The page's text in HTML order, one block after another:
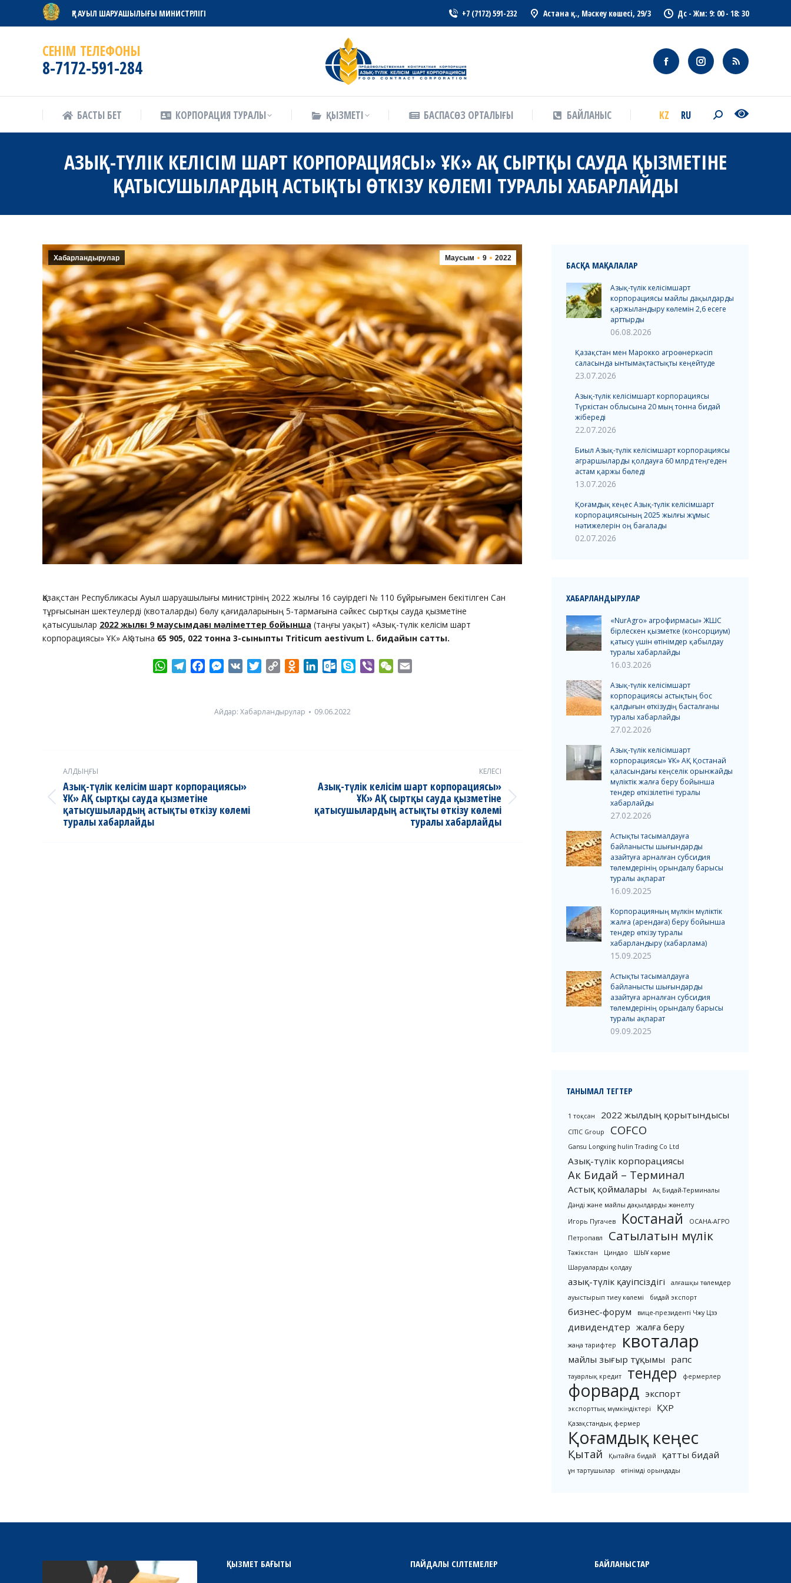
ҚР АУЫЛ ШАРУАШЫЛЫҒЫ МИНИСТРЛІГІ +7 (7172) 591-232 Астана қ., Мәскеу көшесі, 29/3 Дс - Жм: 9: 00 - 18: 30
СЕНІМ ТЕЛЕФОНЫ
8-7172-591-284
БАСТЫ БЕТ КОРПОРАЦИЯ ТУРАЛЫ ҚЫЗМЕТІ БАСПАСӨЗ ОРТАЛЫҒЫ БАЙЛАНЫС KZ RU Search:
АЗЫҚ-ТҮЛІК КЕЛІСІМ ШАРТ КОРПОРАЦИЯСЫ» ҰК» АҚ СЫРТҚЫ САУДА ҚЫЗМЕТІНЕ
ҚАТЫСУШЫЛАРДЫҢ АСТЫҚТЫ ӨТКІЗУ КӨЛЕМІ ТУРАЛЫ ХАБАРЛАЙДЫ
Маусым 9 2022
Хабарландырулар
Қазақстан Республикасы Ауыл шаруашылығы министрінің 2022 жылғы 16 сәуірдегі № 110 бұйрығымен бекітілген Сан
тұрғысынан шектеулерді (квоталарды) бөлу қағидаларының 5-тармағына сәйкес сыртқы сауда қызметіне
қатысушылар 2022 жылғы 9 маусымдағы мәліметтер бойынша (таңғы уақыт) «Азық-түлік келісім шарт
корпорациясы» ҰК» АҚ атына 65 905, 022 тонна 3-сыныпты Triticum aestivum L. бидайын сатты.
WhatsApp
TelegramFacebookMessenger
VK Twitter
Copy
Odnoklassniki
LinkedInOutlook.com
SkypeViber WeChat
Айдар: Хабарландырулар 09.06.2022
Post
navigation
АЛДЫҢҒЫ
Previous
post:
Азық-түлік келісім шарт корпорациясы»
ҰК» АҚ сыртқы сауда қызметіне
қатысушылардың астықты өткізу көлемі
туралы хабарлайды
КЕЛЕСІ
post:
Азық-түлік келісім шарт корпорациясы»
ҰК» АҚ сыртқы сауда қызметіне
қатысушылардың астықты өткізу көлемі
туралы хабарлайды
БАСҚА МАҚАЛАЛАР
Азық-түлік келісімшарт
корпорациясы майлы дақылдарды
қаржыландыру көлемін 2,6 есеге
арттырды
06.08.2026
Қазақстан мен Марокко агроөнеркәсіп
саласында ынтымақтастықты кеңейтуде
23.07.2026
Азық-түлік келісімшарт корпорациясы
Түркістан облысына 20 мың тонна бидай
жібереді
22.07.2026
Биыл Азық-түлік келісімшарт корпорациясы
аграршыларды қолдауға 60 млрд теңгеден
астам қаржы бөледі
13.07.2026
Қоғамдық кеңес Азық-түлік келісімшарт
корпорациясының 2025 жылғы жұмыс
нәтижелерін оң бағалады
02.07.2026
ХАБАРЛАНДЫРУЛАР
«NurAgro» агрофирмасы» ЖШС
бірлескен қызметке (консорциум)
қатысу үшін өтінімдер қабылдау
туралы хабарлайды
16.03.2026
Азық-түлік келісімшарт
корпорациясы астықтың бос
қалдығын өткізудің басталғаны
туралы хабарлайды
27.02.2026
Азық-түлік келісімшарт
корпорациясы» ҰК» АҚ Қостанай
қаласындағы кеңселік орынжайды
мүліктік жалға беру бойынша
тендер өткізілетіні туралы
хабарлайды
27.02.2026
Астықты тасымалдауға
байланысты шығындарды
азайтуға арналған субсидия
төлемдерінің орындалу барысы
туралы ақпарат
16.09.2025
Корпорацияның мүлкін мүліктік
жалға (арендаға) беру бойынша
тендер өткізу туралы
хабарландыру (хабарлама)
15.09.2025
Астықты тасымалдауға
байланысты шығындарды
азайтуға арналған субсидия
төлемдерінің орындалу барысы
туралы ақпарат
09.09.2025
ТАНЫМАЛ ТЕГТЕР
1 тоқсан 2022 жылдың қорытындысы
CITIC Group COFCO
Gansu Longxing hulin Trading Co Ltd
Азық-түлік корпорациясы
Ак Бидай – Терминал
Астық қоймалары
Ақ Бидай-Терминалы
Дәнді және майлы дақылдарды жөнелту
Игорь Пугачев
Костанай
ОСАНА-АГРО
Петропавл
Сатылатын мүлік
Тәжікстан Циндао
ШЫҰ көрме
Шаруаларды қолдау
азық-түлік қауіпсіздігі
алғашқы төлемдер
ауыстырып тиеу көлемі
бидай экспорт
бизнес-форум вице-президенті Чжу Цзэ
дивидендтер жалға беру
жаңа тарифтер квоталар
майлы зығыр тұқымы рапс
тауарлық кредит тендер фермерлер
форвард экспорт
экспорттық мүмкіндіктері ҚХР
Қазақстандық фермер
Қоғамдық кеңес
Қытай Қытайға бидай қатты бидай
ұн тартушылар өтінімді орындады
ҚЫЗМЕТ БАҒЫТЫ ПАЙДАЛЫ СІЛТЕМЕЛЕР БАЙЛАНЫСТАР
БАСТЫ БЕТ КОРПОРАЦИЯ ТУРАЛЫ БАСПАСӨЗ ОРТАЛЫҒЫ БАЙЛАНЫС KZ RU Search: